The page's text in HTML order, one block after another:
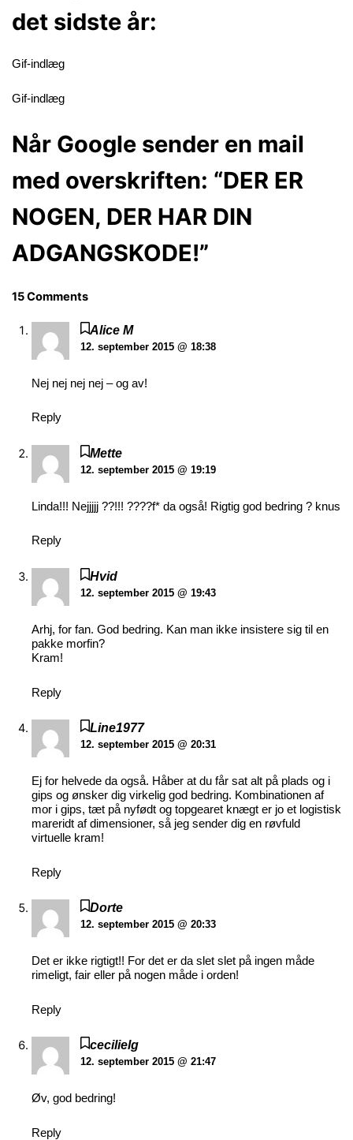
det sidste år:
Gif-indlæg
Gif-indlæg
Når Google sender en mail
med overskriften: “DER ER
NOGEN, DER HAR DIN
ADGANGSKODE!”
15 Comments
Alice M
12. september 2015 @ 18:38
Nej nej nej nej – og av!
Reply
Mette
12. september 2015 @ 19:19
Linda!!! Nejjjjj ??!!! ????f* da også! Rigtig god bedring ? knus
Reply
Hvid
12. september 2015 @ 19:43
Arhj, for fan. God bedring. Kan man ikke insistere sig til en
pakke morfin?
Kram!
Reply
Line1977
12. september 2015 @ 20:31
Ej for helvede da også. Håber at du får sat alt på plads og i
gips og ønsker dig virkelig god bedring. Kombinationen af
mor i gips, tæt på nyfødt og topgearet knægt er jo et logistisk
mareridt af dimensioner, så jeg sender dig en røvfuld
virtuelle kram!
Reply
Dorte
12. september 2015 @ 20:33
Det er ikke rigtigt!! For det er da slet slet på ingen måde
rimeligt, fair eller på nogen måde i orden!
Reply
cecilielg
12. september 2015 @ 21:47
Øv, god bedring!
Reply